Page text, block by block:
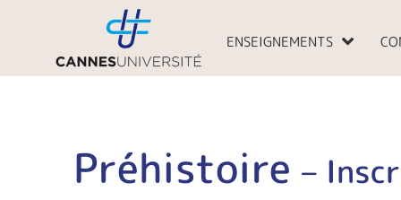
ENSEIGNEMENTS
Préhistoire –